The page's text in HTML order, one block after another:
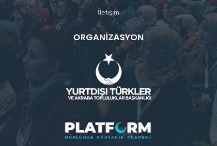
İletişim
ORGANIZASYON